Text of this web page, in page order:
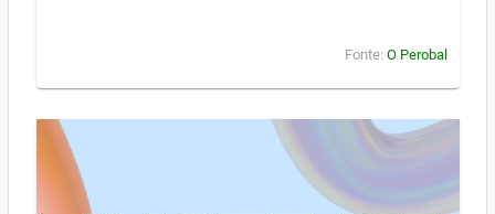
Fonte: O Perobal